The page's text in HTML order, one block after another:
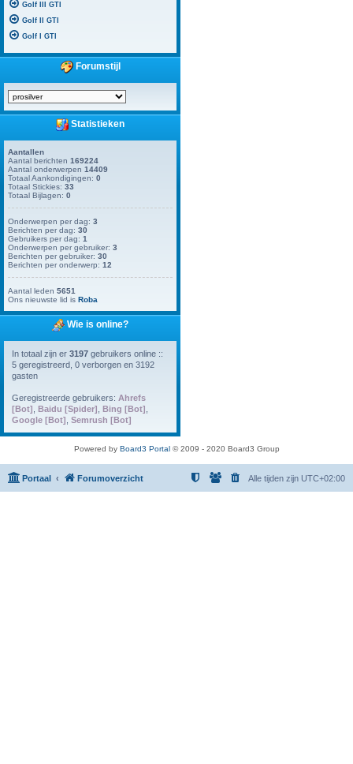
Golf III GTI
Golf II GTI
Golf I GTI
Forumstijl
Statistieken
Aantallen
Aantal berichten 169224
Aantal onderwerpen 14409
Totaal Aankondigingen: 0
Totaal Stickies: 33
Totaal Bijlagen: 0
Onderwerpen per dag: 3
Berichten per dag: 30
Gebruikers per dag: 1
Onderwerpen per gebruiker: 3
Berichten per gebruiker: 30
Berichten per onderwerp: 12
Aantal leden 5651
Ons nieuwste lid is Roba
Wie is online?
In totaal zijn er 3197 gebruikers online ::
5 geregistreerd, 0 verborgen en 3192
gasten
Geregistreerde gebruikers: Ahrefs
[Bot] Baidu [Spider] Bing [Bot]
Google [Bot] Semrush [Bot]
Powered by Board3 Portal© 2009 - 2020 Board3 Group
Portaal Forumoverzicht Alle tijden zijn UTC+02:00